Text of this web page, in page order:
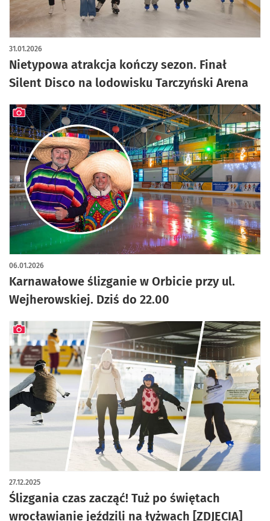
Nietypowa atrakcja kończy sezon. Finał
Silent Disco na lodowisku Tarczyński Arena
31.01.2026
artykuł z galerią zdjęć
Karnawałowe ślizganie w Orbicie przy ul.
Wejherowskiej. Dziś do 22.00
06.01.2026
artykuł z galerią zdjęć
Ślizgania czas zacząć! Tuż po świętach
wrocławianie jeździli na łyżwach [ZDJĘCIA]
27.12.2025
artykuł z galerią zdjęć